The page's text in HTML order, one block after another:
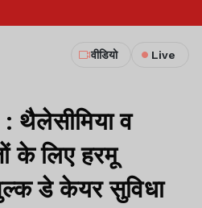
वीडियो Live
थैलेसीमिया व
के लिए हरमू
डे केयर सुविधा